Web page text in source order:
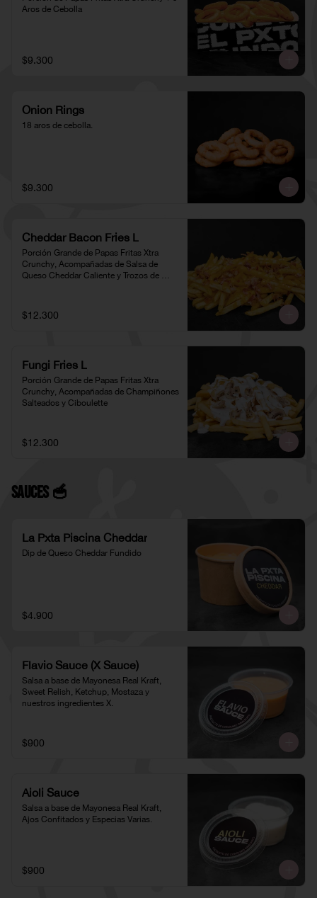
Aros de Cebolla
$9.300
Onion Rings
18 aros de cebolla.
$9.300
Cheddar Bacon Fries L
Porción Grande de Papas Fritas Xtra
Crunchy, Acompañadas de Salsa de
Queso Cheddar Caliente y Trozos de
$12.300
Fungi Fries L
Porción Grande de Papas Fritas Xtra
Crunchy, Acompañadas de Champiñones
Salteados y Ciboulette
$12.300
Sauces 🥣
La Pxta Piscina Cheddar
Dip de Queso Cheddar Fundido
$4.900
Flavio Sauce (X Sauce)
Salsa a base de Mayonesa Real Kraft,
Sweet Relish, Ketchup, Mostaza y
nuestros ingredientes X.
$900
Aioli Sauce
Salsa a base de Mayonesa Real Kraft,
Ajos Confitados y Especias Varias.
$900